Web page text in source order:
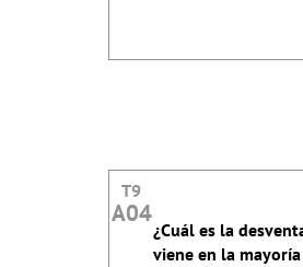
T9
A04
¿Cuál es la
viene en la
This question